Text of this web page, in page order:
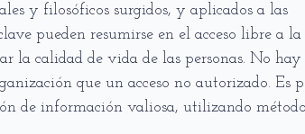
y filosóficos surgidos, y aplicados a las
pueden resumirse en el acceso libre a la
la calidad de vida de las personas. No
que un acceso no autorizado. Es
de información valiosa, utilizando